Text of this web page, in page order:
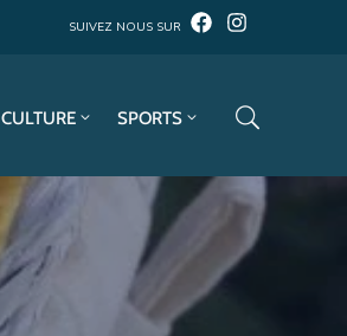
SUIVEZ NOUS SUR
CULTURE SPORTS